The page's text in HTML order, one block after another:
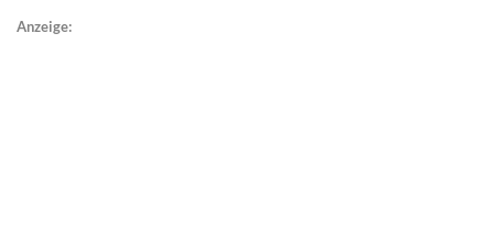
Anzeige: